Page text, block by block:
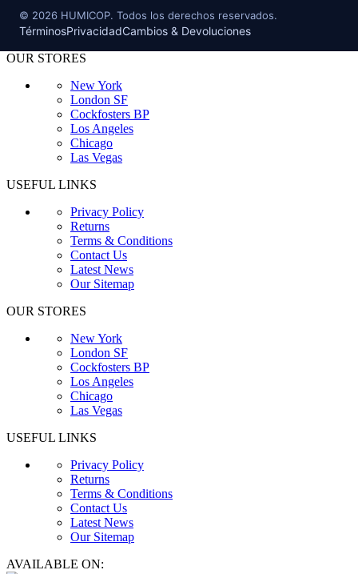
© 2026 HUMICOP. Todos los derechos reservados.
TérminosPrivacidadCambios & Devoluciones
OUR STORES
New York
London SF
Cockfosters BP
Los Angeles
Chicago
Las Vegas
USEFUL LINKS
Privacy Policy
Returns
Terms & Conditions
Contact Us
Latest News
Our Sitemap
OUR STORES
New York
London SF
Cockfosters BP
Los Angeles
Chicago
Las Vegas
USEFUL LINKS
Privacy Policy
Returns
Terms & Conditions
Contact Us
Latest News
Our Sitemap
AVAILABLE ON: